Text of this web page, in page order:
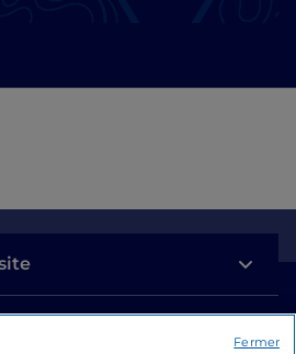
Fermer